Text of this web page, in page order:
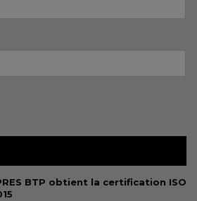
BTP obtient la certification ISO